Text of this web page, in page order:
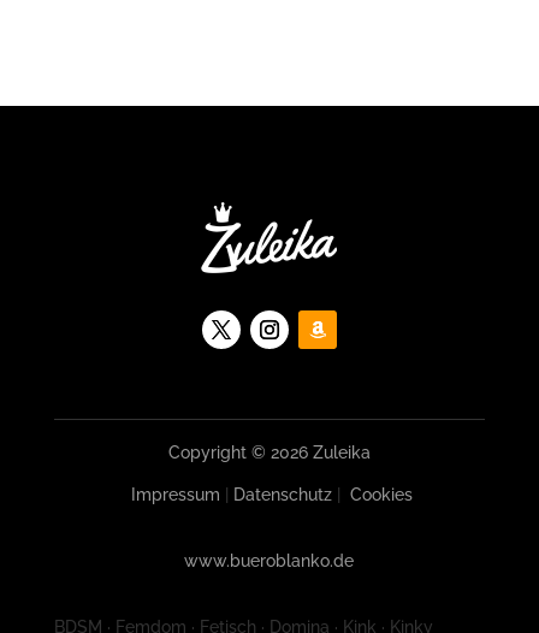
Copyright © 2026 Zuleika
Impressum Datenschutz| Cookies
www.bueroblanko.de
BDSM · Femdom · Fetisch · Domina · Kink · Kinky